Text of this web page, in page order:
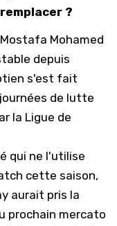
?
Mohamed
depuis
s'est fait
de lutte
la Ligue de
qui ne l'utilise
cette saison,
aurait pris la
prochain mercato